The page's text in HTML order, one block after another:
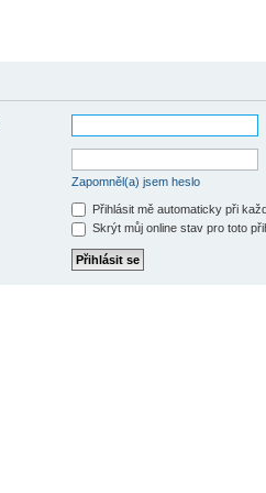
Zapomněl(a) jsem heslo
Přihlásit mě automaticky při
Skrýt můj online stav pro toto